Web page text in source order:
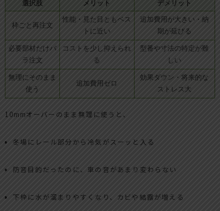
選択肢 メリット デメリット
枠ごと再注文
性能・見た目ともベス
トに近い
追加費用が大きい・納
期が延びる
必要部材だけバ
ラ注文
コストを少し抑えられ
る
型番や寸法の特定が難
しい
無理にそのまま
使う
追加費用ゼロ
効果ダウン・将来的な
ストレス大
10mmオーバーのまま無理に使うと、
冬場にレール部分から冷気がスーッと入る
防音目的だったのに、車の音があまり変わらない
下枠に水が溜まりやすくなり、カビや結露が増える